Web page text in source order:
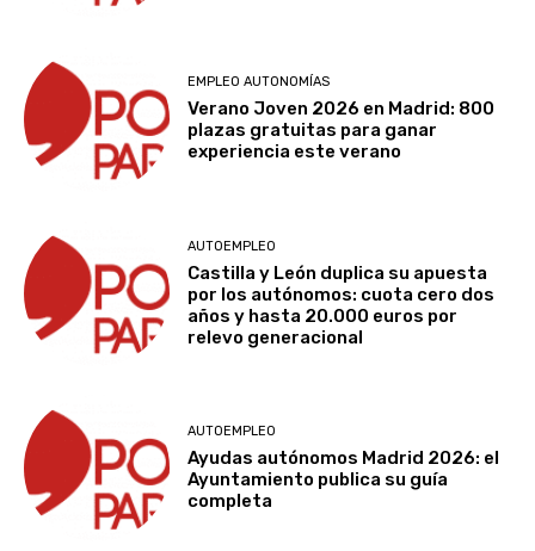
EMPLEO AUTONOMÍAS
Verano Joven 2026 en Madrid: 800
plazas gratuitas para ganar
experiencia este verano
AUTOEMPLEO
Castilla y León duplica su apuesta
por los autónomos: cuota cero dos
años y hasta 20.000 euros por
relevo generacional
AUTOEMPLEO
Ayudas autónomos Madrid 2026: el
Ayuntamiento publica su guía
completa